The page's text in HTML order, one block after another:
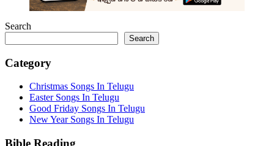
Search
Search
Category
Christmas Songs In Telugu
Easter Songs In Telugu
Good Friday Songs In Telugu
New Year Songs In Telugu
Bible Reading